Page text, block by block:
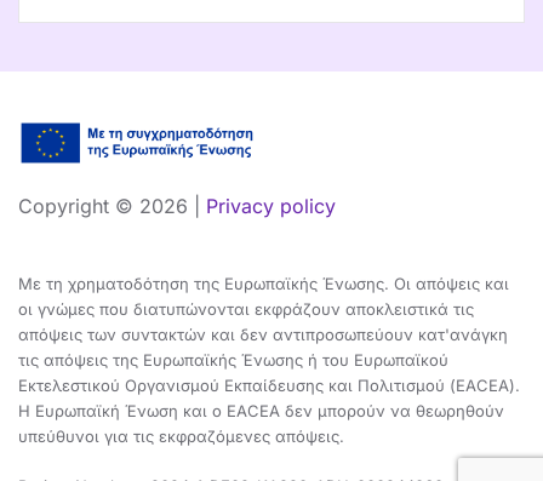
Copyright © 2026 | Privacy policy
Με τη χρηματοδότηση της Ευρωπαϊκής Ένωσης. Οι απόψεις και
οι γνώμες που διατυπώνονται εκφράζουν αποκλειστικά τις
απόψεις των συντακτών και δεν αντιπροσωπεύουν κατ'ανάγκη
τις απόψεις της Ευρωπαϊκής Ένωσης ή του Ευρωπαϊκού
Εκτελεστικού Οργανισμού Εκπαίδευσης και Πολιτισμού (EACEA).
Η Ευρωπαϊκή Ένωση και ο EACEA δεν μπορούν να θεωρηθούν
υπεύθυνοι για τις εκφραζόμενες απόψεις.